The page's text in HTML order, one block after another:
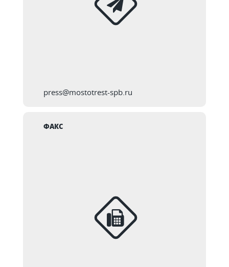
press@mostotrest-spb.ru
ФАКС